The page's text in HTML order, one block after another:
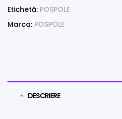
Etichetă: POSPOLE
Marca: POSPOLE
DESCRIERE